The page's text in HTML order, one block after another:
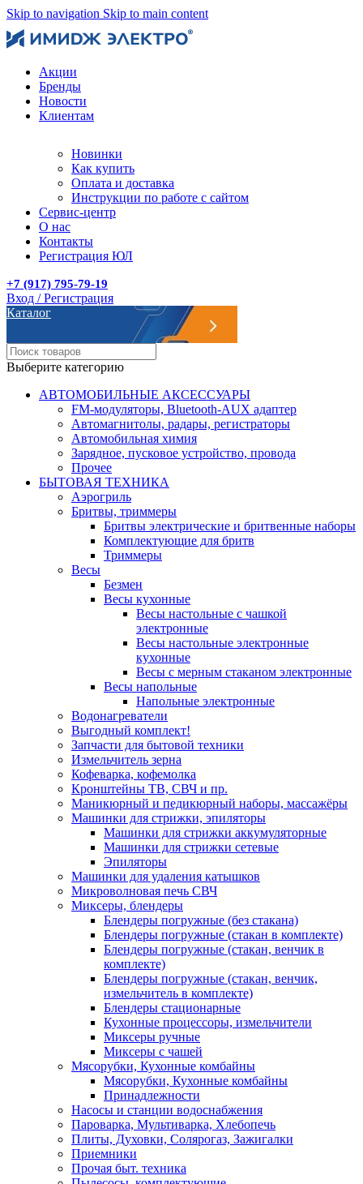
Skip to navigation Skip to main content
Акции
Бренды
Новости
Клиентам
Новинки
Как купить
Оплата и доставка
Инструкции по работе с сайтом
Сервис-центр
О нас
Контакты
Регистрация ЮЛ
+7 (917) 795-79-19
Вход / Регистрация
Каталог
Выберите категорию
АВТОМОБИЛЬНЫЕ АКСЕССУАРЫ
FM-модуляторы, Bluetooth-AUX адаптер
Автомагнитолы, радары, регистраторы
Автомобильная химия
Зарядное, пусковое устройство, провода
Прочее
БЫТОВАЯ ТЕХНИКА
Аэрогриль
Бритвы, триммеры
Бритвы электрические и бритвенные наборы
Комплектующие для бритв
Триммеры
Весы
Безмен
Весы кухонные
Весы настольные с чашкой
электронные
Весы настольные электронные
кухонные
Весы с мерным стаканом электронные
Весы напольные
Напольные электронные
Водонагреватели
Выгодный комплект!
Запчасти для бытовой техники
Измельчитель зерна
Кофеварка, кофемолка
Кронштейны ТВ, СВЧ и пр.
Маникюрный и педикюрный наборы, массажёры
Машинки для стрижки, эпиляторы
Машинки для стрижки аккумуляторные
Машинки для стрижки сетевые
Эпиляторы
Машинки для удаления катышков
Микроволновая печь СВЧ
Миксеры, блендеры
Блендеры погружные (без стакана)
Блендеры погружные (стакан в комплекте)
Блендеры погружные (стакан, венчик в
комплекте)
Блендеры погружные (стакан, венчик,
измельчитель в комплекте)
Блендеры стационарные
Кухонные процессоры, измельчители
Миксеры ручные
Миксеры с чашей
Мясорубки, Кухонные комбайны
Мясорубки, Кухонные комбайны
Принадлежности
Насосы и станции водоснабжения
Пароварка, Мультиварка, Хлебопечь
Плиты, Духовки, Солярогаз, Зажигалки
Приемники
Прочая быт. техника